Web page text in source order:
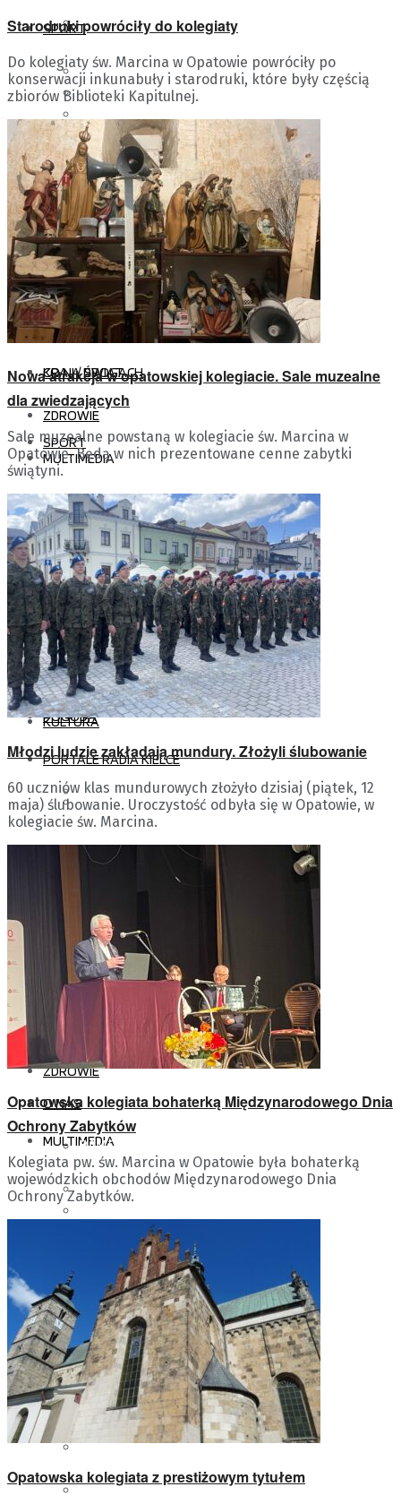
SANDOMIERZ
SKARŻYSKO-KAMIENNA
STARACHOWICE
STASZÓW
WŁOSZCZOWA
KRAJ / ŚWIAT
SPORT
WIADOMOŚCI SPORTOWE
INDUSTRIA KIELCE
KORONA KIELCE
KULTURA
WIADOMOŚCI
RECENZJE RADIA KIELCE
REPORTAŻ W RADIU KIELCE
CO NA DROGACH
ZDROWIE
MULTIMEDIA
ZDJĘCIA
GALERIA KUBALSKI &
TASZŁOW
PODCASTY
WIDEO
SPORT
WIADOMOŚCI SPORTOWE
KORONA KIELCE
KULTURA
WIADOMOŚCI
RECENZJE RADIA KIELCE
REPORTAŻ W RADIU KIELCE
CO NA DROGACH
ZDROWIE
MULTIMEDIA
ZDJĘCIA
GALERIA KUBALSKI &
TASZŁOW
PODCASTY
WIDEO
POGODA
PORTALE RADIA KIELCE
CENTRUM EDUKACJI
MEDIALNEJ
PODCASTY
PROJEKT PRACA
WIELKA LITERATURA W
CYFROWYM ŚWIECIE
O NAS
RAMÓWKA
AUDYCJE RADIA KIELCE
CZERWONA LINIA RADIA
KIELCE
LUDZIE RADIA KIELCE
STUDIO GRAM
PATRONAT MEDIALNY
RADIA KIELCE
Starodruki powróciły do kolegiaty
Do kolegiaty św. Marcina w Opatowie powróciły po
konserwacji inkunabuły i starodruki, które były częścią
zbiorów Biblioteki Kapitulnej.
Nowa atrakcja w opatowskiej kolegiacie. Sale muzealne
dla zwiedzających
Sale muzealne powstaną w kolegiacie św. Marcina w
Opatowie. Będą w nich prezentowane cenne zabytki
świątyni.
Młodzi ludzie zakładają mundury. Złożyli ślubowanie
60 uczniów klas mundurowych złożyło dzisiaj (piątek, 12
maja) ślubowanie. Uroczystość odbyła się w Opatowie, w
kolegiacie św. Marcina.
Opatowska kolegiata bohaterką Międzynarodowego Dnia
Ochrony Zabytków
Kolegiata pw. św. Marcina w Opatowie była bohaterką
wojewódzkich obchodów Międzynarodowego Dnia
Ochrony Zabytków.
Opatowska kolegiata z prestiżowym tytułem